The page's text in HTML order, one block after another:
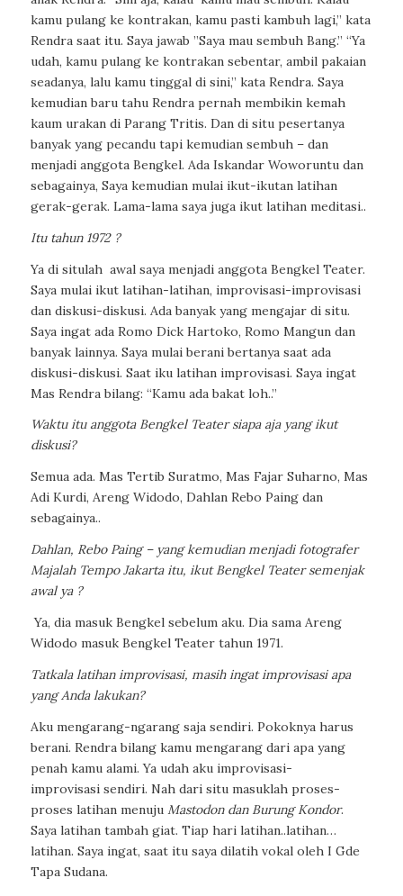
kamu pulang ke kontrakan, kamu pasti kambuh lagi,” kata
Rendra saat itu. Saya jawab ”Saya mau sembuh Bang.” “Ya
udah, kamu pulang ke kontrakan sebentar, ambil pakaian
seadanya, lalu kamu tinggal di sini,” kata Rendra. Saya
kemudian baru tahu Rendra pernah membikin kemah
kaum urakan di Parang Tritis. Dan di situ pesertanya
banyak yang pecandu tapi kemudian sembuh – dan
menjadi anggota Bengkel. Ada Iskandar Woworuntu dan
sebagainya, Saya kemudian mulai ikut-ikutan latihan
gerak-gerak. Lama-lama saya juga ikut latihan meditasi..
Itu tahun 1972 ?
Ya di situlah awal saya menjadi anggota Bengkel Teater.
Saya mulai ikut latihan-latihan, improvisasi-improvisasi
dan diskusi-diskusi. Ada banyak yang mengajar di situ.
Saya ingat ada Romo Dick Hartoko, Romo Mangun dan
banyak lainnya. Saya mulai berani bertanya saat ada
diskusi-diskusi. Saat iku latihan improvisasi. Saya ingat
Mas Rendra bilang: “Kamu ada bakat loh..”
Waktu itu anggota Bengkel Teater siapa aja yang ikut
diskusi?
Semua ada. Mas Tertib Suratmo, Mas Fajar Suharno, Mas
Adi Kurdi, Areng Widodo, Dahlan Rebo Paing dan
sebagainya..
Dahlan, Rebo Paing – yang kemudian menjadi fotografer
Majalah Tempo Jakarta itu, ikut Bengkel Teater semenjak
awal ya ?
Ya, dia masuk Bengkel sebelum aku. Dia sama Areng
Widodo masuk Bengkel Teater tahun 1971.
Tatkala latihan improvisasi, masih ingat improvisasi apa
yang Anda lakukan?
Aku mengarang-ngarang saja sendiri. Pokoknya harus
berani. Rendra bilang kamu mengarang dari apa yang
penah kamu alami. Ya udah aku improvisasi-
improvisasi sendiri. Nah dari situ masuklah proses-
proses latihan menuju Mastodon dan Burung Kondor.
Saya latihan tambah giat. Tiap hari latihan..latihan…
latihan. Saya ingat, saat itu saya dilatih vokal oleh I Gde
Tapa Sudana.